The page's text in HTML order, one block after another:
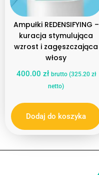
Ampułki REDENSIFYING –
kuracja stymulująca
wzrost i zagęszczająca
włosy
400.00 zł brutto (325.20 zł
netto)
Dodaj do koszyka